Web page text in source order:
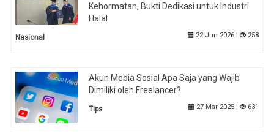
Kehormatan, Bukti Dedikasi untuk Industri
Halal
Nasional 22 Jun 2026 | 258
Akun Media Sosial Apa Saja yang Wajib
Dimiliki oleh Freelancer?
Tips 27 Mar 2025 | 631